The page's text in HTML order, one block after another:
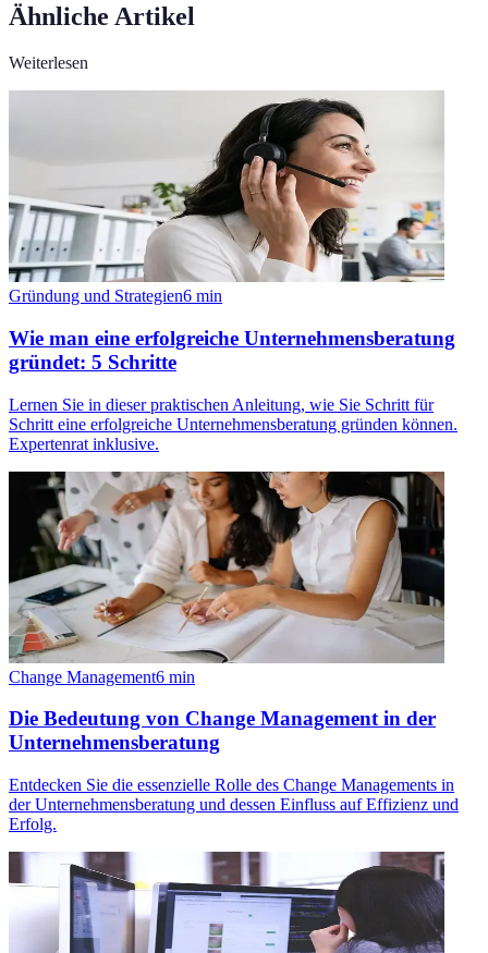
Ähnliche Artikel
Weiterlesen
Gründung und Strategien6 min
Wie man eine erfolgreiche Unternehmensberatung
gründet: 5 Schritte
Lernen Sie in dieser praktischen Anleitung, wie Sie Schritt für
Schritt eine erfolgreiche Unternehmensberatung gründen können.
Expertenrat inklusive.
Change Management6 min
Die Bedeutung von Change Management in der
Unternehmensberatung
Entdecken Sie die essenzielle Rolle des Change Managements in
der Unternehmensberatung und dessen Einfluss auf Effizienz und
Erfolg.